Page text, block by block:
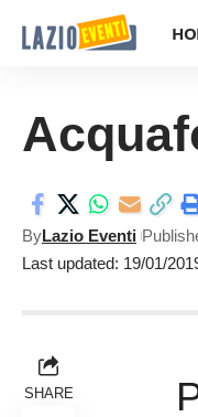
Last updated: 19/01/
ByLazio Eventi
SHARE